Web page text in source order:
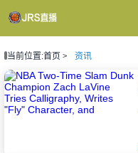
播
播
播
闻
当前位置:首页 资讯